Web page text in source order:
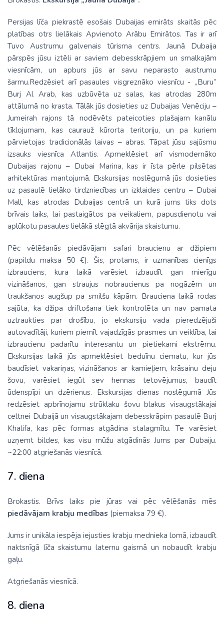
Persijas līča piekrastē esošais Dubaijas emirāts skaitās pēc
platības otrs lielākais Apvienoto Arābu Emirātos. Tas ir arī
Tuvo Austrumu galvenais tūrisma centrs. Jaunā Dubaija
pārspēs jūsu iztēli ar saviem debesskrāpjiem un smalkajām
viesnīcām, un apburs jūs ar savu neparasto austrumu
šarmu.Redzēsiet arī pasaules visgreznāko viesnīcu - „Buru”
Burj Al Arab, kas uzbūvēta uz salas, kas atrodas 280m
attālumā no krasta. Tālāk jūs dosieties uz Dubaijas Venēciju –
Jumeirah rajons tā nodēvēts pateicoties plašajam kanālu
tīklojumam, kas caurauž kūrorta teritoriju, un pa kuriem
pārvietojas tradicionālās laivas – abras. Tāpat jūsu sajūsmu
izsauks viesnīca Atlantis. Apmeklēsiet arī vismodernāko
Dubaijas rajonu – Dubai Marina, kas ir īsta pērle pilsētas
arhitektūras mantojumā. Ekskursijas noslēgumā jūs dosieties
uz pasaulē lielāko tirdzniecības un izklaides centru – Dubai
Mall, kas atrodas Dubaijas centrā un kurā jums tiks dots
brīvais laiks, lai pastaigātos pa veikaliem, papusdienotu vai
aplūkotu pasaules lielākā slēgtā akvārija skaistumu.
Pēc vēlēšanās piedāvājam safari braucienu ar džipiem
(papildu maksa 50 €). Šis, protams, ir uzmanības cienīgs
izbrauciens, kura laikā varēsiet izbaudīt gan mierīgu
vizināšanos, gan straujus nobraucienus pa nogāzēm un
traukšanos augšup pa smilšu kāpām. Brauciena laikā rodas
sajūta, ka džipa driftošana tiek kontrolēta un nav pamata
uztraukties par drošību, jo ekskursiju vada pieredzējuši
autovadītāji, kuriem piemīt vajadzīgās prasmes un veiklība, lai
izbraucienu padarītu interesantu un pietiekami ekstrēmu.
Ekskursijas laikā jūs apmeklēsiet beduīnu ciematu, kur jūs
baudīsiet vakariņas, vizināšanos ar kamieļiem, krāsainu deju
šovu, varēsiet iegūt sev hennas tetovējumus, baudīt
ūdenspīpi un dzērienus. Ekskursijas dienas noslēgumā Jūs
redzēsiet apbrīnojamu strūklaku šovu blakus visaugstākajai
celtnei Dubaijā un visaugstākajam debesskrāpim pasaulē Burj
Khalifa, kas pēc formas atgādina stalagmītu. Te varēsiet
uzņemt bildes, kas visu mūžu atgādinās Jums par Dubaiju.
~22:00 atgriešanās viesnīcā.
7. diena
Brokastis. Brīvs laiks pie jūras vai pēc vēlēšanās mēs
piedāvājam krabju medības (piemaksa 79 €).
Jums ir unikāla iespēja iejusties krabju mednieka lomā, izbaudīt
naktsnīgā līča skaistumu laternu gaismā un nobaudīt krabju
gaļu.
Atgriešanās viesnīcā.
8. diena